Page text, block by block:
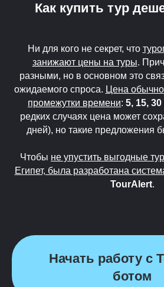
Как купить тур
Ни для кого не секрет, что
занижают цены на туры.
разными, но в основном это
ожидаемого спроса. Цена обычно
промежутки времени: 5, 15,
редких случаях цена может
дней), но такие предложения
Чтобы не упустить выгодные
Египет, была разработана
TourAlert.
Начать работу с
ботом